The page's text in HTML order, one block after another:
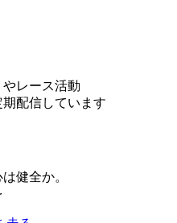
レース活動
期配信しています
健全か。